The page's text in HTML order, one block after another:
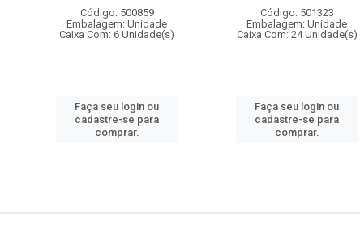
Código: 500859
Embalagem: Unidade
Caixa Com: 6 Unidade(s)
Faça seu login ou
cadastre-se para
comprar.
Código: 501323
Embalagem: Unidade
Caixa Com: 24 Unidade(s)
Faça seu login ou
cadastre-se para
comprar.